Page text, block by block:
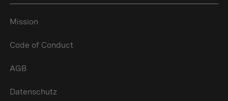
Mission
Code of Conduct
AGB
Datenschutz